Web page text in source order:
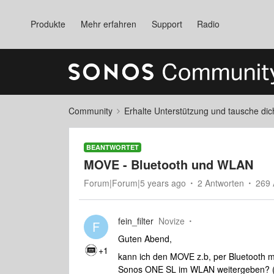
Produkte Mehr erfahren Support Radio
Community Erhalte Unterstützung und tausche
BEANTWORTET
MOVE - Bluetooth und WLAN
Forum|Forum|5 years ago 2 Antworten 269
F
+1
fein_filter Novize
Guten Abend,
kann ich den MOVE z.b, per Bluetooth
Sonos ONE SL im WLAN weitergeben?